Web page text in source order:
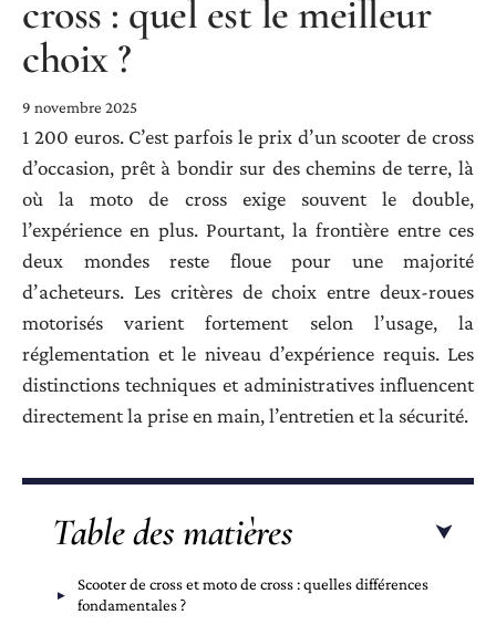
cross : quel est le meilleur
choix ?
9 novembre 2025
1 200 euros. C’est parfois le prix d’un scooter de cross
d’occasion, prêt à bondir sur des chemins de terre, là
où la moto de cross exige souvent le double,
l’expérience en plus. Pourtant, la frontière entre ces
deux mondes reste floue pour une majorité
d’acheteurs. Les critères de choix entre deux-roues
motorisés varient fortement selon l’usage, la
réglementation et le niveau d’expérience requis. Les
distinctions techniques et administratives influencent
directement la prise en main, l’entretien et la sécurité.
Table des matières
Scooter de cross et moto de cross : quelles différences
fondamentales ?